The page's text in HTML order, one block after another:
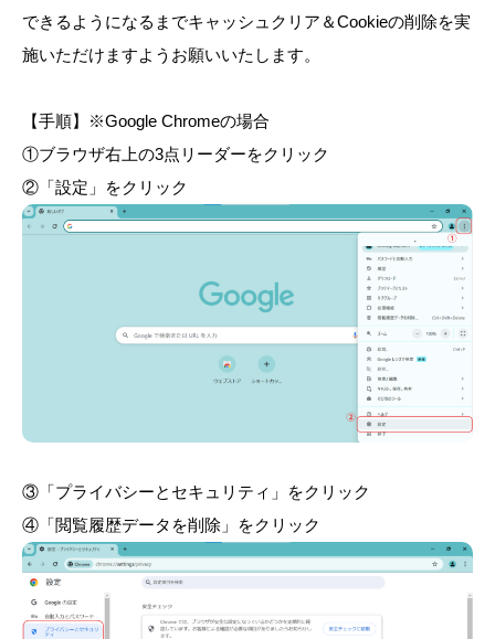
できるようになるまでキャッシュクリア＆Cookieの削除を実
施いただけますようお願いいたします。
【手順】※Google Chromeの場合
①ブラウザ右上の3点リーダーをクリック
②「設定」をクリック
③「プライバシーとセキュリティ」をクリック
④「閲覧履歴データを削除」をクリック